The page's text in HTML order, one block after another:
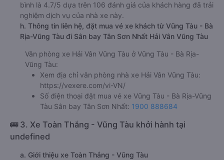
bình là 4.7/5 dựa trên 106 đánh giá của khách hàng đã trải
nghiệm dịch vụ của nhà xe này.
h. Thông tin liên hệ, đặt mua vé xe khách từ Vũng Tàu - Bà
Rịa-Vũng Tàu đi Sân bay Tân Sơn Nhất Hải Vân Vũng Tàu
Văn phòng xe Hải Vân Vũng Tàu ở Vũng Tàu - Bà Rịa-
Vũng Tàu:
Xem địa chỉ văn phòng nhà xe Hải Vân Vũng Tàu:
https://vexere.com/vi-VN/
Số điện thoại đặt mua vé xe Vũng Tàu - Bà Rịa-Vũng
Tàu Sân bay Tân Sơn Nhất: 1900 888684
🚌 3. Xe Toàn Thắng - Vũng Tàu khởi hành tại
undefined
a. Giới thiệu xe Toàn Thắng - Vũng Tàu